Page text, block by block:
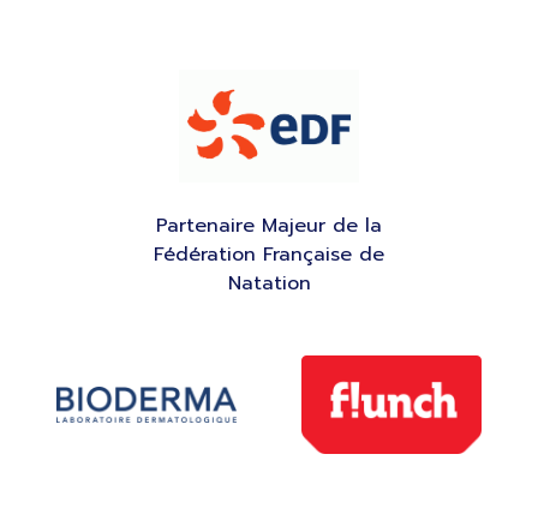
Partenaire Majeur de la
Fédération Française de
Natation